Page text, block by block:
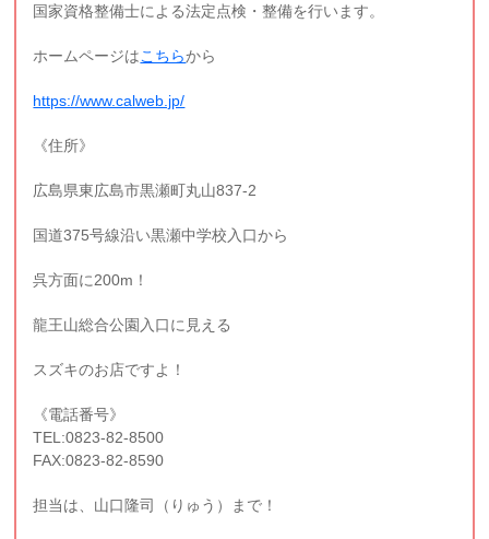
国家資格整備士による法定点検・整備を行います。
ホームページはこちらから
https://www.calweb.jp/
《住所》
広島県東広島市黒瀬町丸山837-2
国道375号線沿い黒瀬中学校入口から
呉方面に200m！
龍王山総合公園入口に見える
スズキのお店ですよ！
《電話番号》
TEL:0823-82-8500
FAX:0823-82-8590
担当は、山口隆司（りゅう）まで！